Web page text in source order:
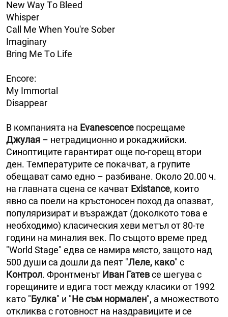
New Way Тo Bleed
Whisper
Call Me When You're Sober
Imaginary
Bring Me Тo Life
Encore:
My Immortal
Disappear
В компанията на Evanescence посрещаме
Джулая – нетрадиционно и рокаджийски.
Синоптиците гарантират още по-горещ втори
ден. Температурите се покачват, а групите
обещават само едно – разбиване. Около 20.00 ч.
на главната сцена се качват Existance, които
явно са поели на кръстоносен поход да опазват,
популяризират и възраждат (доколкото това е
необходимо) класическия хеви метъл от 80-те
години на миналия век. По същото време пред
"World Stage" едва се намира място, защото над
500 души са дошли да пеят "Леле, како" с
Контрол. Фронтменът Иван Гатевсе шегyва с
горещините и вдига тост между класики от 1992
като "Булка" и "Не съм нормален", а множеството
откликва с готовност на наздравиците и се